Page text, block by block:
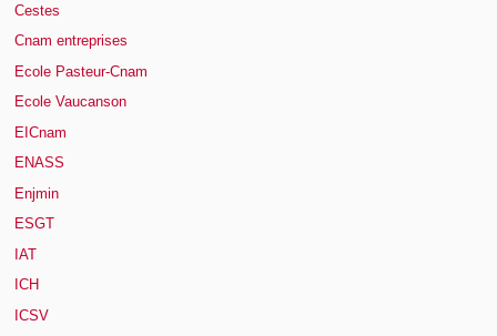
Cestes
Cnam entreprises
Ecole Pasteur-Cnam
Ecole Vaucanson
EICnam
ENASS
Enjmin
ESGT
IAT
ICH
ICSV